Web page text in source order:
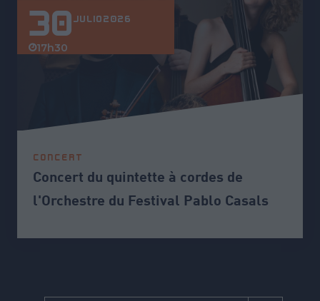
30 JULIO 2026
17h30
CONCERT
Concert du quintette à cordes de
l'Orchestre du Festival Pablo Casals